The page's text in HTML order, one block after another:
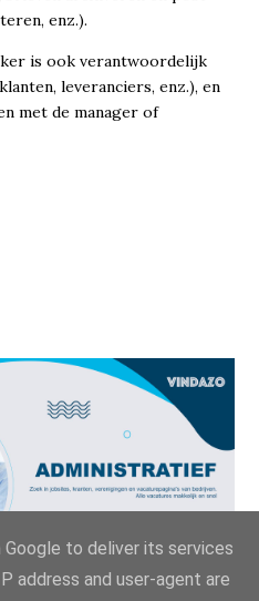
enz.).
is ook verantwoordelijk
leveranciers, enz.), en
met de manager of
to deliver its services
address and user-agent are